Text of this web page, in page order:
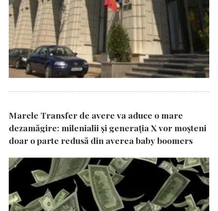
Marele Transfer de avere va aduce o mare
dezamăgire: milenialii și generația X vor moșteni
doar o parte redusă din averea baby boomers